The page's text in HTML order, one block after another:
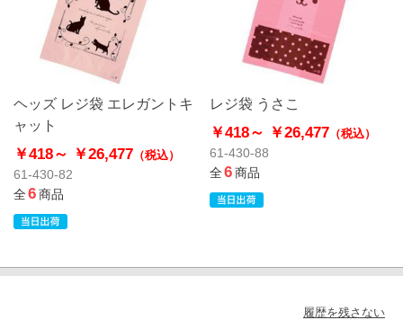
ヘッズ レジ袋 エレガントキ
ャット
￥418～ ￥26,477 （税込）
61-430-82
全6商品
レジ袋 うさこ
￥418～ ￥26,477（税込）
61-430-88
全6商品
履歴を残さない